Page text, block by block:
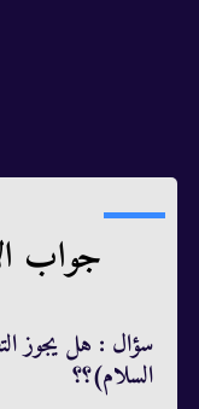
جواب
سؤال : هل يجوز
السلام)؟؟